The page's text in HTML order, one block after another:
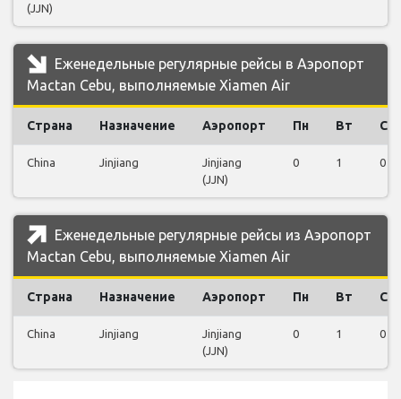
(JJN)
Еженедельные регулярные рейсы в Аэропорт
Mactan Cebu, выполняемые Xiamen Air
Страна Назначение Аэропорт Пн Вт Ср
China Jinjiang
Jinjiang
(JJN)
0 1 0
Еженедельные регулярные рейсы из Аэропорт
Mactan Cebu, выполняемые Xiamen Air
Страна Назначение Аэропорт Пн Вт Ср
China Jinjiang
Jinjiang
(JJN)
0 1 0